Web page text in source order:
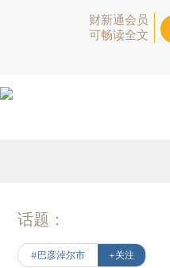
财新通会员
可畅读全文
话题：
#巴彦淖尔市 +关注